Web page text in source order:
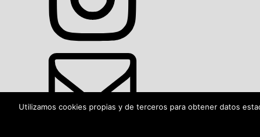
Utilizamos cookies propias y de terceros para obtener datos